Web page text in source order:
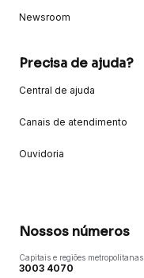
Newsroom
Precisa de ajuda?
Central de ajuda
Canais de atendimento
Ouvidoria
Nossos números
Capitais e regiões metropolitanas
3003 4070